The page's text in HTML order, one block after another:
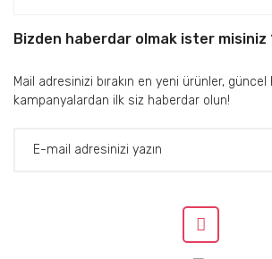
Bizden haberdar olmak ister misiniz
Mail adresinizi bırakın en yeni ürünler,
kampanyalardan ilk siz haberdar olun!